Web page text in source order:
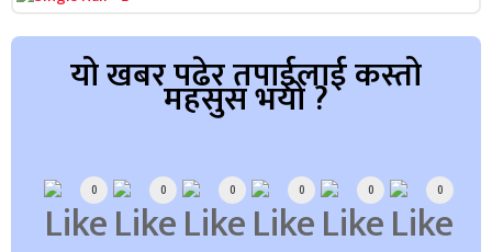
यो खबर पढेर तपाईलाई कस्तो
महसुस भयो ?
0 0 0 0 0 0